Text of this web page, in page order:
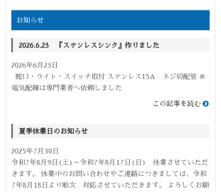
お知らせ
2026.6.23 『ステンレスシンク』作りました
2026年6月23日
蛇口・ライト・スイッチ取付 ステンレス15A ネジ切配管 ※
電気配線は専門業者へ依頼しました
この記事を読む
夏季休業日のお知らせ
2025年7月30日
令和7年8月9日(土)～令和7年8月17日(日) 休業させていただ
きます。 休業中のお問い合わせやご連絡につきましては、令和
7年8月18日より順次 対応させていただきます。 よろしくお願